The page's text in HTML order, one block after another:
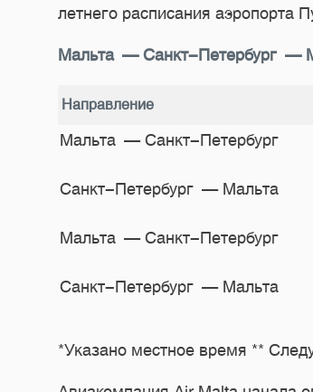
летнего расписания аэропорта
Мальта — Санкт-Петербург —
Направление
Мальта — Санкт-Петербург
Санкт-Петербург — Мальта
Мальта — Санкт-Петербург
Санкт-Петербург — Мальта
*Указано местное время **